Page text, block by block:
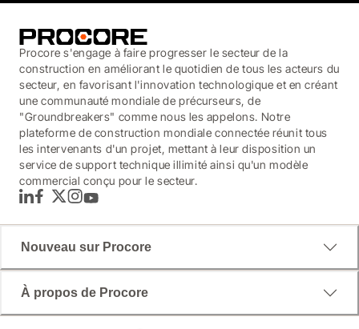
Procore s'engage à faire progresser le secteur de la
construction en améliorant le quotidien de tous les acteurs du
secteur, en favorisant l'innovation technologique et en créant
une communauté mondiale de précurseurs, de
"Groundbreakers" comme nous les appelons. Notre
plateforme de construction mondiale connectée réunit tous
les intervenants d'un projet, mettant à leur disposition un
service de support technique illimité ainsi qu'un modèle
commercial conçu pour le secteur.
LinkedInFacebook
TwitterInstagram
YouTube
Nouveau sur Procore
À propos de Procore